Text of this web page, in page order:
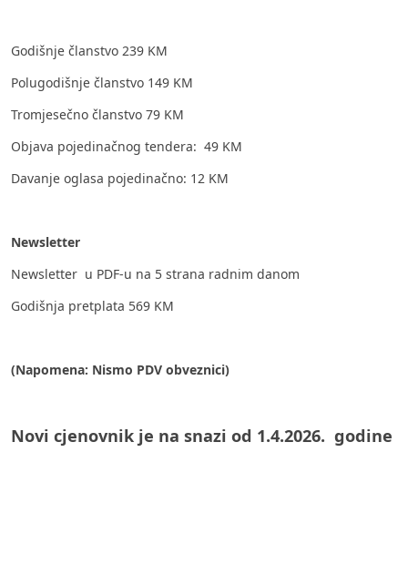
Godišnje članstvo 239 KM
Polugodišnje članstvo 149 KM
Tromjesečno članstvo 79 KM
Objava pojedinačnog tendera: 49 KM
Davanje oglasa pojedinačno: 12 KM
Newsletter
Newsletter u PDF-u na 5 strana radnim danom
Godišnja pretplata 569 KM
(Napomena: Nismo PDV obveznici)
Novi cjenovnik je na snazi od 1.4.2026. godine